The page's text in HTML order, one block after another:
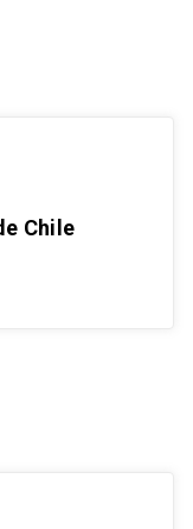
Chile